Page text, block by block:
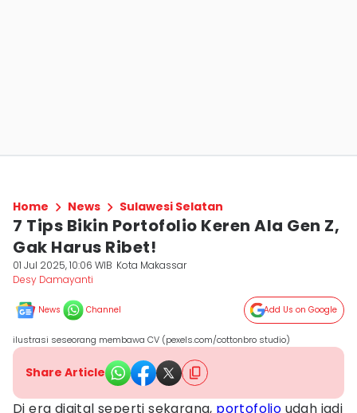
Home News Sulawesi Selatan
7 Tips Bikin Portofolio Keren Ala Gen Z,
Gak Harus Ribet!
01 Jul 2025, 10:06 WIB Kota Makassar
Desy Damayanti
News Channel Add Us on Google
ilustrasi seseorang membawa CV (pexels.com/cottonbro studio)
Share Article
Di era digital seperti sekarang, portofolio udah jadi